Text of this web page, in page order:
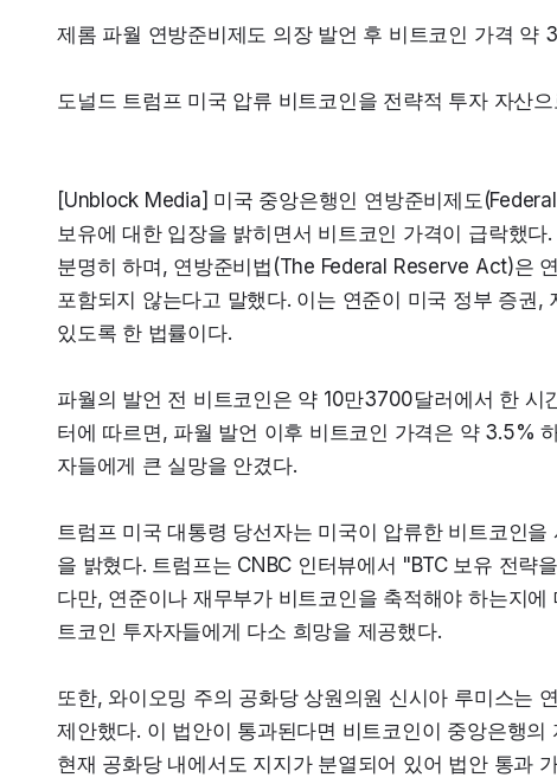
제롬 파월 연방준비제도 의장 발언 후 비트코인 가격 약
도널드 트럼프 미국 압류 비트코인을 전략적 투자 자산
[Unblock Media] 미국 중앙은행인 연방준비제도
보유에 대한 입장을 밝히면서 비트코인 가격이 급락했
분명히 하며, 연방준비법(The Federal Reserve Act)은
포함되지 않는다고 말했다. 이는 연준이 미국 정부 증권
있도록 한 법률이다.
파월의 발언 전 비트코인은 약 10만3700달러에서 한
터에 따르면, 파월 발언 이후 비트코인 가격은 약 3.5%
자들에게 큰 실망을 안겼다.
트럼프 미국 대통령 당선자는 미국이 압류한 비트코인
을 밝혔다. 트럼프는 CNBC 인터뷰에서 "BTC 보유 전
다만, 연준이나 재무부가 비트코인을 축적해야 하는지
트코인 투자자들에게 다소 희망을 제공했다.
또한, 와이오밍 주의 공화당 상원의원 신시아 루미스는
제안했다. 이 법안이 통과된다면 비트코인이 중앙은행
현재 공화당 내에서도 지지가 분열되어 있어 법안 통과